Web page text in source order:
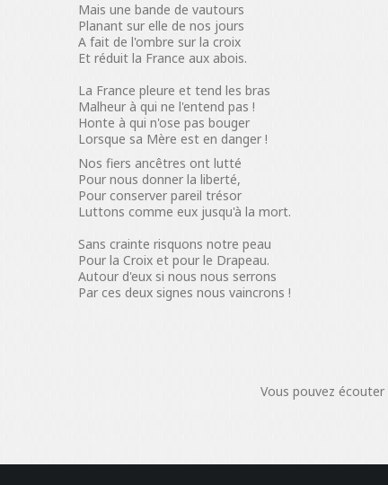
Mais une bande de vautours
Planant sur elle de nos jours
A fait de l'ombre sur la croix
Et réduit la France aux abois.
La France pleure et tend les bras
Malheur à qui ne l'entend pas !
Honte à qui n'ose pas bouger
Lorsque sa Mère est en danger !
Nos fiers ancêtres ont lutté
Pour nous donner la liberté,
Pour conserver pareil trésor
Luttons comme eux jusqu'à la mort.
Sans crainte risquons notre peau
Pour la Croix et pour le Drapeau.
Autour d'eux si nous nous serrons
Par ces deux signes nous vaincrons !
Vous pouvez